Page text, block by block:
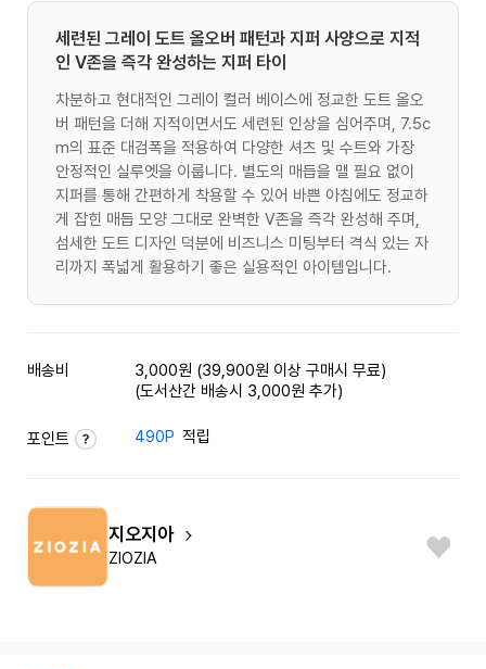
세련된 그레이 도트 올오버 패턴과 지퍼 사양으로 지적
인 V존을 즉각 완성하는 지퍼 타이
차분하고 현대적인 그레이 컬러 베이스에 정교한 도트 올오
버 패턴을 더해 지적이면서도 세련된 인상을 심어주며, 7.5c
m의 표준 대검폭을 적용하여 다양한 셔츠 및 수트와 가장
안정적인 실루엣을 이룹니다. 별도의 매듭을 맬 필요 없이
지퍼를 통해 간편하게 착용할 수 있어 바쁜 아침에도 정교하
게 잡힌 매듭 모양 그대로 완벽한 V존을 즉각 완성해 주며,
섬세한 도트 디자인 덕분에 비즈니스 미팅부터 격식 있는 자
리까지 폭넓게 활용하기 좋은 실용적인 아이템입니다.
배송비
3,000원 (39,900원 이상 구매시 무료)
(도서산간 배송시 3,000원 추가)
포인트 490P 적립
지오지아
ZIOZIA